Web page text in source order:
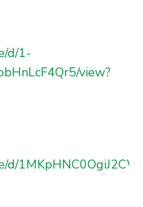
d/1-
view?
d/